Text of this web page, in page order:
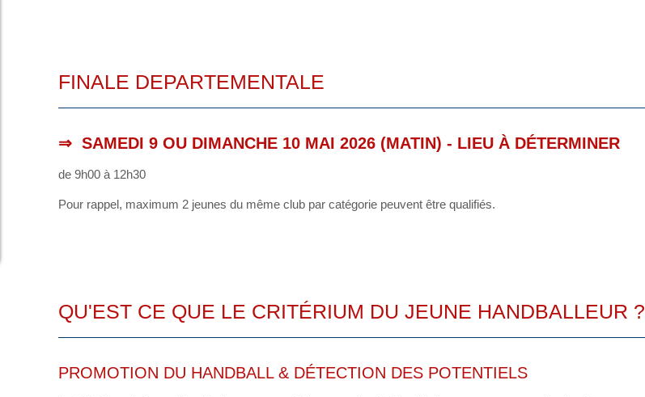
FINALE DEPARTEMENTALE
⇒ SAMEDI 9 OU DIMANCHE 10 MAI 2026 (MATIN) - LIEU À DÉTERMINER
de 9h00 à 12h30
Pour rappel, maximum 2 jeunes du même club par catégorie peuvent être qualifiés.
QU'EST CE QUE LE CRITÉRIUM DU JEUNE HANDBALLEUR ?
PROMOTION DU HANDBALL & DÉTECTION DES POTENTIELS